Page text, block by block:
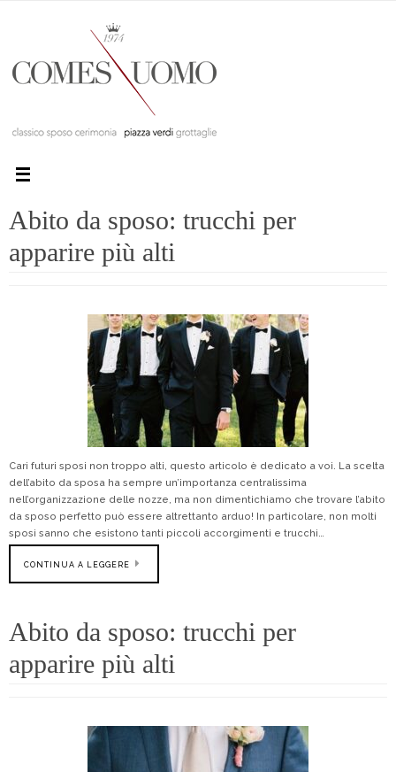
Abito da sposo: trucchi per
apparire più alti
Cari futuri sposi non troppo alti, questo articolo è dedicato a voi. La scelta
dell’abito da sposa ha sempre un’importanza centralissima
nell’organizzazione delle nozze, ma non dimentichiamo che trovare l’abito
da sposo perfetto può essere altrettanto arduo! In particolare, non molti
sposi sanno che esistono tanti piccoli accorgimenti e trucchi…
CONTINUA A LEGGERE
Abito da sposo: trucchi per
apparire più alti